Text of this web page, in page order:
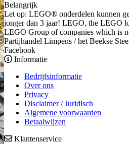
Belangrijk
Let op: LEGO® onderdelen kunnen
jonger dan 3 jaar! LEGO, the LEGO
LEGO Group of companies which is
Partijhandel Limpens / het Beekse
Facebook
Informatie
Bedrijfsinformatie
Over ons
Privacy
Disclaimer / Juridisch
Algemene voorwaarden
Betaalwijzen
Klantenservice